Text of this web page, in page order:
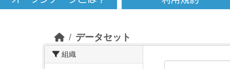
データセット
組織